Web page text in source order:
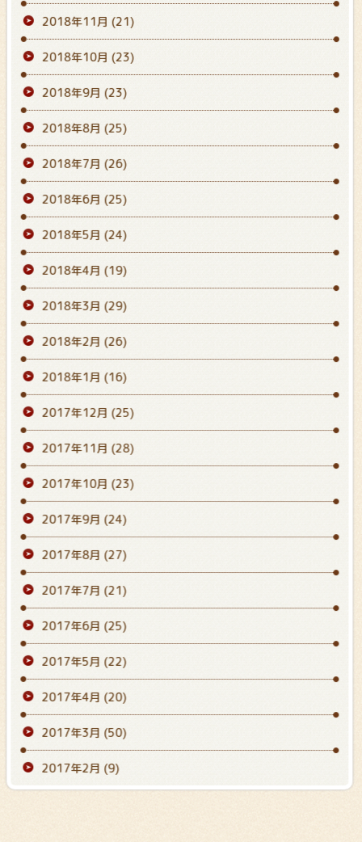
2018年11月 (21)
2018年10月 (23)
2018年9月 (23)
2018年8月 (25)
2018年7月 (26)
2018年6月 (25)
2018年5月 (24)
2018年4月 (19)
2018年3月 (29)
2018年2月 (26)
2018年1月 (16)
2017年12月 (25)
2017年11月 (28)
2017年10月 (23)
2017年9月 (24)
2017年8月 (27)
2017年7月 (21)
2017年6月 (25)
2017年5月 (22)
2017年4月 (20)
2017年3月 (50)
2017年2月 (9)